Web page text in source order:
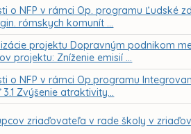
o NFP v rámci Op. programu Ľudské
rómskych komunít ...
projektu Dopravným podnikom
projektu: Zníženie emisií ...
o NFP v rámci Op.programu
Zvýšenie atraktivity...
zriaďovateľa v rade školy v